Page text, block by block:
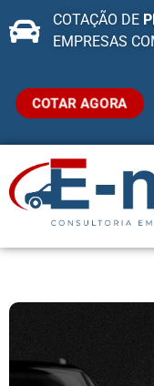
COTAÇÃO DE
EMPRESAS
COTAR AGORA